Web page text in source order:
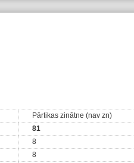
Pārtikas zinātne (nav zn)
81
8
8